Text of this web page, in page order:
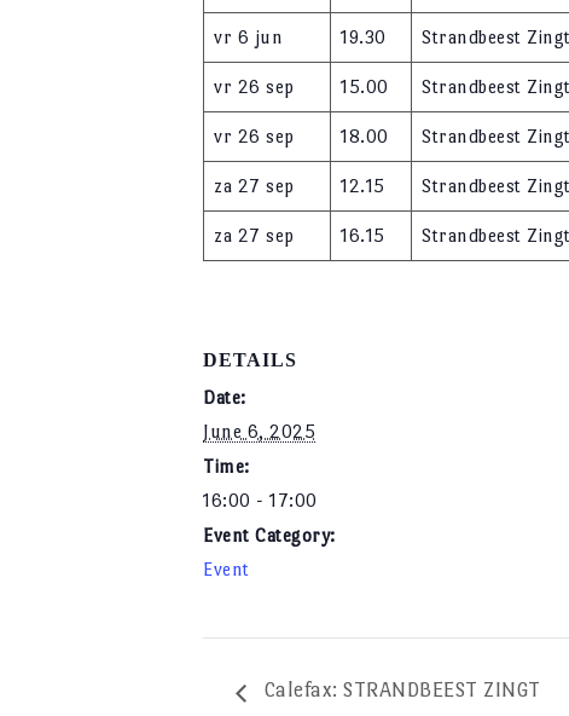
vr 6 jun 19.30 Strandbeest Zingt
vr 26 sep 15.00 Strandbeest Zingt
vr 26 sep 18.00 Strandbeest Zingt
za 27 sep 12.15 Strandbeest Zingt
za 27 sep 16.15 Strandbeest Zingt
DETAILS
Date:
June 6, 2025
Time:
16:00 - 17:00
Event Category:
Event
Calefax: STRANDBEEST ZINGT